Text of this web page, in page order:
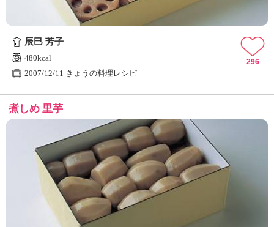
辰巳 芳子
480kcal
2007/12/11 きょうの料理レシピ
296
煮しめ 里芋